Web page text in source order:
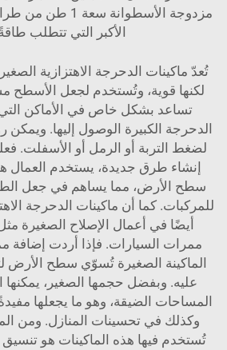
مزدوجة الأسطوانة سعة 1 طن من طراز BM1000
الأكبر التي تتطلب
تُعدّ ماكينات الدحرجة الاهتزازية
لكنها قوية، وتُستخدم لجعل
تساعد بشكل خاص في الأماكن التي
الدحرجة الكبيرة الوصول إليها. ويمكن
لضغط التربة أو الرمل أو الأسفلت.
إنشاء طرق جديدة، يستخدم العمال
سطح الأرض، مما يساهم في جعل
للمركبات. كما أن ماكينات الدحرجة
أيضًا في أعمال الإصلاح الصغيرة
ممرات السيارات. فإذا أردت إضافة
الماكينة الصغيرة تُسوّي سطح الأرض
عليه. وبفضل حجمها الصغير،
المساحات الضيقة، وهو ما يجعلها
وكذلك في تحسينات المنازل. ومن
تُستخدم فيها هذه الماكينات هو